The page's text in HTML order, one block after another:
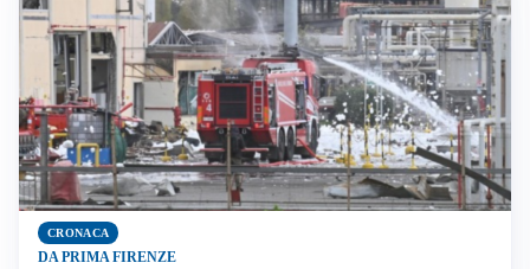
CRONACA
DA PRIMA FIRENZE